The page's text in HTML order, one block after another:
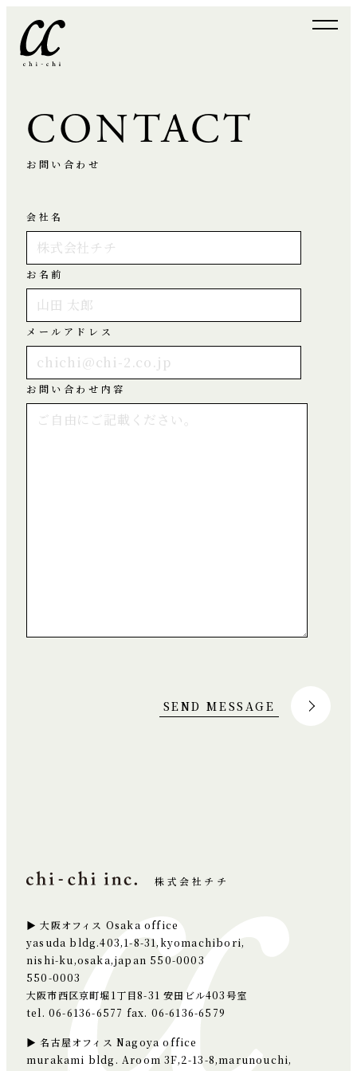
CONTACT
お問い合わせ
会社名
お名前
メールアドレス
お問い合わせ内容
株式会社チチ
▶ 大阪オフィス Osaka office
yasuda bldg.403,1-8-31,kyomachibori,
nishi-ku,osaka,japan 550-0003
550-0003
大阪市西区京町堀1丁目8-31 安田ビル403号室
tel. 06-6136-6577 fax. 06-6136-6579
▶ 名古屋オフィス Nagoya office
murakami bldg. Aroom 3F,2-13-8,marunouchi,